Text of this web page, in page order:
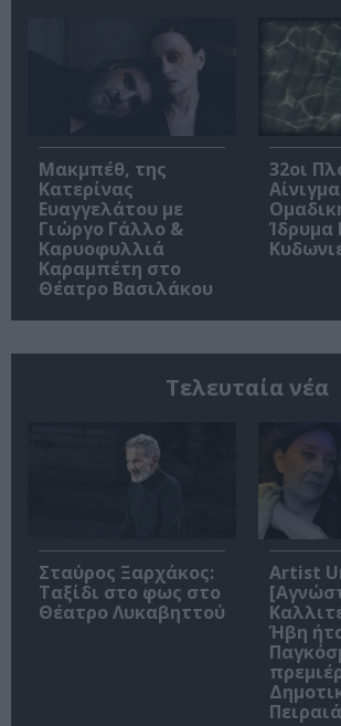
Μακμπέθ, της
Κατερίνας
Ευαγγελάτου με
Γιώργο Γάλλο &
Καρυοφυλλιά
Καραμπέτη στο
Θέατρο Βασιλάκου
32οι
Ίδρυμα
Τελευταία νέα
Σταύρος Ξαρχάκος:
Ταξίδι στο φως στο
Θέατρο Λυκαβηττού
Artist
Ήβη
Πειραιά